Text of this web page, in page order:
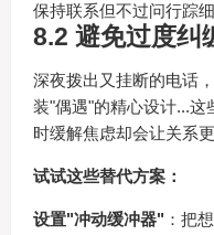
保持联系但不过问行踪
8.2 避免过度纠
深夜拨出又挂断的电话
装"偶遇"的精心设计...
时缓解焦虑却会让关系更
试试这些替代方案：
设置"冲动缓冲器" ：把